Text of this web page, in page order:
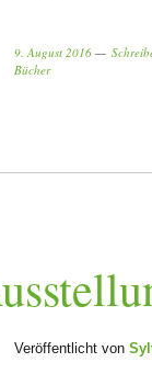
9. August 2016
Bücher
Veröffentlicht von